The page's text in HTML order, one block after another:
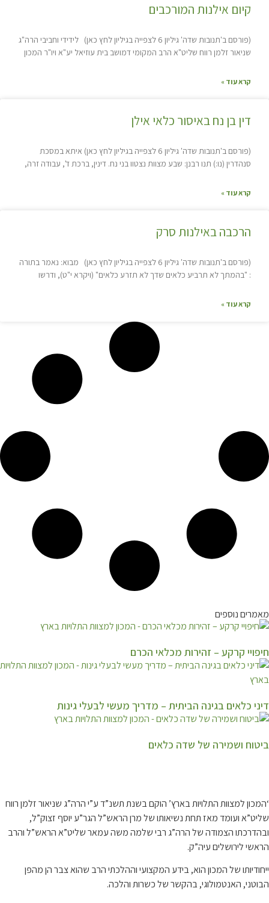
קיום אילנות המורכבים
(פורסם ב'תנובות שדה' גיליון 6 לצפייה בגיליון לחץ כאן) לידידי וחביבי הרה"ג
שניאור זלמן רווח שליט"א הרב המקומי דמושב בית עוזיאל יע"א ויו"ר המכון
קרא עוד »
דין בן נח באיסור כלאי אילן
(פורסם ב'תנובות שדה' גיליון 6 לצפייה בגיליון לחץ כאן) איתא במסכת
סנהדרין (נו:) תנו רבנן: שבע מצוות נצטוו בני נח. דינין, ברכת ד', עבודה זרה,
קרא עוד »
הרכבה באילנות סרק
(פורסם ב'תנובות שדה' גיליון 6 לצפייה בגיליון לחץ כאן) מבוא: נאמר בתורה
: "בהמתך לא תרביע כלאים שדך לא תזרע כלאים" (ויקרא י"ט), ודרשו
קרא עוד »
מאמרים נוספים
חיפויי קרקע – זהירות מכלאי הכרם
דיני כלאים בגינה הביתית – מדריך מעשי לבעלי גינות
ביטוח ושמירה של שדה כלאים
‘המכון למצוות התלויות בארץ’ הוקם בשנת תשנ”ד ע”י הרה”ג שניאור זלמן רווח
שליט”א ועומד מאז תחת נשיאותו של מרן הראש”ל הגר”ע יוסף זצוק”ל,
ובהדרכתו הצמודה של הרה”ג רבי שלמה משה עמאר שליט”א הראש”ל והרב
הראשי לירושלים עיה”ק.
ייחודיותו של המכון הוא, בידע המקצועי וההלכתי הרב שהוא צבר הן מהפן
הבוטני, האנטמולוגי, בהקשר של כשרות והלכה.